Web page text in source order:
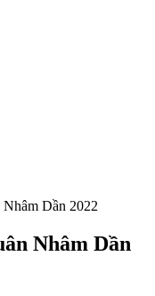
Dần 2022
Nhâm Dần